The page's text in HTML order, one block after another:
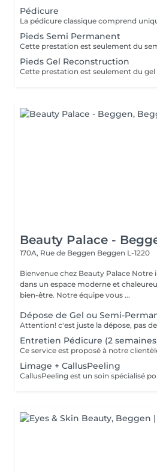
Pédicure
Pieds Semi Permanent
Pieds Gel Reconstruction
Beauty Palace -
170A, Rue de Beggen Beggen L-1220
Bienvenue chez Beauty Palace Notre institut vous accueille
dans un espace moderne et
bien-être. Notre équipe vous ...
Dépose de Gel ou Semi-
Entretien Pédicure (2
Limage + CallusPeeling